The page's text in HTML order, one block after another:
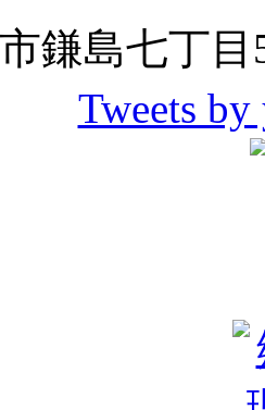
鎌島七丁目
Tweets